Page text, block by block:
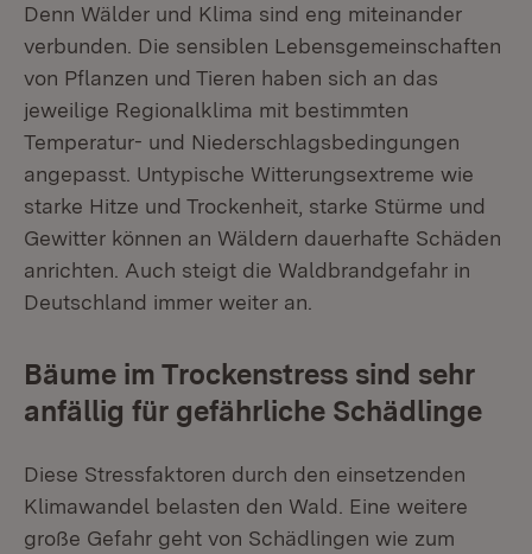
Denn Wälder und Klima sind eng miteinander
verbunden. Die sensiblen Lebensgemeinschaften
von Pflanzen und Tieren haben sich an das
jeweilige Regionalklima mit bestimmten
Temperatur- und Niederschlagsbedingungen
angepasst. Untypische Witterungsextreme wie
starke Hitze und Trockenheit, starke Stürme und
Gewitter können an Wäldern dauerhafte Schäden
anrichten. Auch steigt die Waldbrandgefahr in
Deutschland immer weiter an.
Bäume im Trockenstress sind sehr
anfällig für gefährliche Schädlinge
Diese Stressfaktoren durch den einsetzenden
Klimawandel belasten den Wald. Eine weitere
große Gefahr geht von Schädlingen wie zum